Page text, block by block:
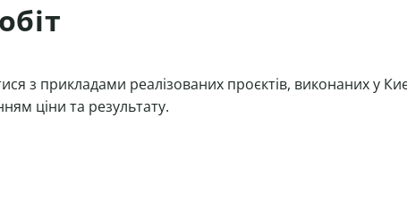
з прикладами реалізованих проєктів, виконаних у
ціни та результату.